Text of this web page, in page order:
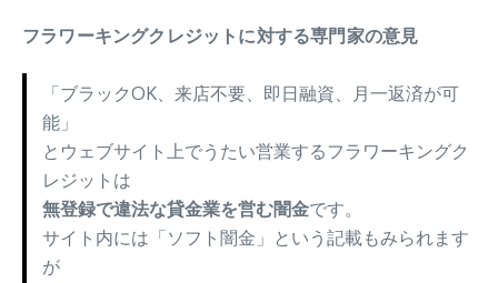
フラワーキングクレジットに対する専門家の意見
「ブラックOK、来店不要、即日融資、月一返済が可
能」
とウェブサイト上でうたい営業するフラワーキングク
レジットは
無登録で違法な貸金業を営む闇金です。
サイト内には「ソフト闇金」という記載もみられます
が